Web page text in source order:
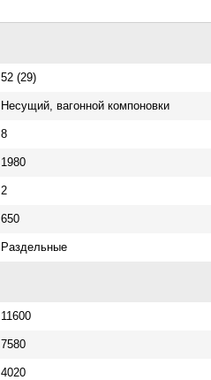
52 (29)
Несущий, вагонной компоновки
8
1980
2
650
Раздельные
11600
7580
4020